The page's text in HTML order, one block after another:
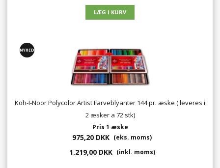
NYHED
Koh-I-Noor Polycolor Artist Farveblyanter 144 pr. æske ( leveres i
2 æsker a 72 stk)
Pris 1 æske
975,20 DKK (eks. moms)
1.219,00 DKK (inkl. moms)